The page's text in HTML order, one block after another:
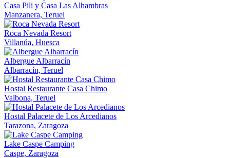
Casa Pili y Casa Las Alhambras
Manzanera, Teruel
Roca Nevada Resort
Villanúa, Huesca
Albergue Albarracín
Albarracín, Teruel
Hostal Restaurante Casa Chimo
Valbona, Teruel
Hostal Palacete de Los Arcedianos
Tarazona, Zaragoza
Lake Caspe Camping
Caspe, Zaragoza